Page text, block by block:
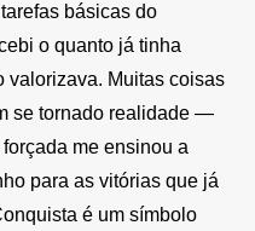
básicas do
o quanto já tinha
valorizava. Muitas coisas
se tornado realidade —
me ensinou a
para as vitórias que já
é um símbolo